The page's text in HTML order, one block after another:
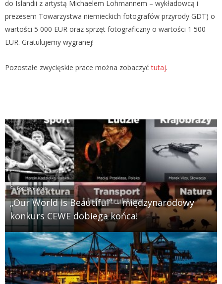
do Islandii z artystą Michaelem Lohmannem – wykładowcą i
prezesem Towarzystwa niemieckich fotografów przyrody GDT) o
wartości 5 000 EUR oraz sprzęt fotograficzny o wartości 1 500
EUR. Gratulujemy wygranej!
Pozostałe zwycięskie prace można zobaczyćtutaj.
Poprzeni wpis
„Our World Is Beautiful” – międzynarodowy
konkurs CEWE dobiega końca!